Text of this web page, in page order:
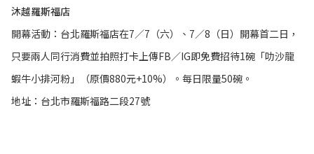
沐越羅斯福店
開幕活動：台北羅斯福店在7／7（六）、7／8（日）開幕首二日，
只要兩人同行消費並拍照打卡上傳FB／IG即免費招待1碗「叻沙龍
蝦牛小排河粉」（原價880元+10%）。每日限量50碗。
地址：台北市羅斯福路二段27號